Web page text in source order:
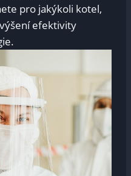
pro jakýkoli kotel,
efektivity